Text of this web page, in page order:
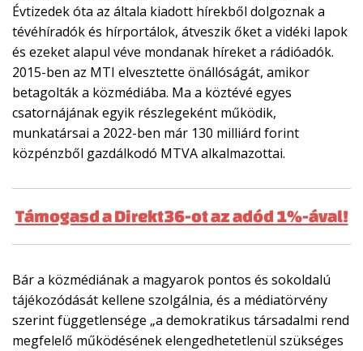
Évtizedek óta az általa kiadott hírekből dolgoznak a
tévéhíradók és hírportálok, átveszik őket a vidéki lapok
és ezeket alapul véve mondanak híreket a rádióadók.
2015-ben az MTI elvesztette önállóságát, amikor
betagolták a közmédiába. Ma a köztévé egyes
csatornájának egyik részlegeként működik,
munkatársai a 2022-ben már 130 milliárd forint
közpénzből gazdálkodó MTVA alkalmazottai.
Támogasd a Direkt36-ot az adód 1%-ával!
Bár a közmédiának a magyarok pontos és sokoldalú
tájékozódását kellene szolgálnia, és a médiatörvény
szerint függetlensége „a demokratikus társadalmi rend
megfelelő működésének elengedhetetlenül szükséges